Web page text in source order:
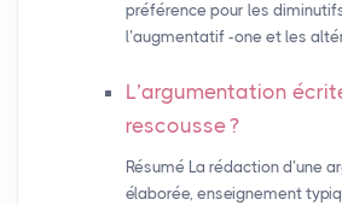
préférence pour les
l’augmentatif -one et les
L’argumentation
rescousse?
Résumé La rédaction d’une
élaborée, enseignement